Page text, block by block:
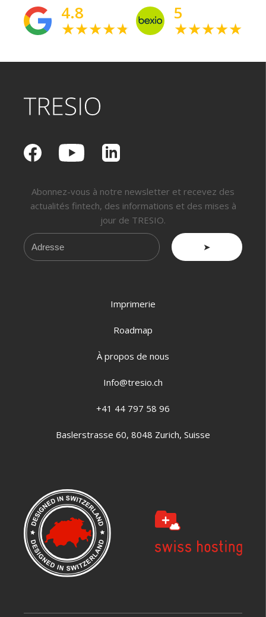
4.8 5
Abonnez-vous à notre newsletter et recevez des
actualités fintech, des informations et des mises à
jour de TRESIO.
➤
Imprimerie
Roadmap
À propos de nous
Info@tresio.ch
+41 44 797 58 96
Baslerstrasse 60, 8048 Zurich, Suisse